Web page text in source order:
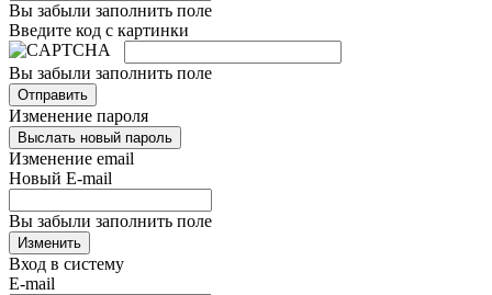
Вы забыли заполнить поле
Введите код с картинки
Вы забыли заполнить поле
Отправить
Изменение пароля
Выслать новый пароль
Изменение email
Новый E-mail
Вы забыли заполнить поле
Изменить
Вход в систему
E-mail